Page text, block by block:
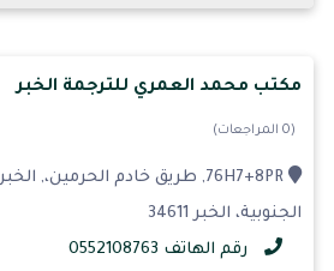
مكتب محمد العمري للترجمة الخبر
(0 المراجعات)
76H7+8PR, طريق خادم الحرمين،, الخبر
الجنوبية، الخبر 34611
رقم الهاتف 0552108763